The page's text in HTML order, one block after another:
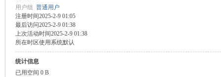
用户组 普通用户
注册时间2025-2-9 01:05
最后访问2025-2-9 01:38
上次活动时间2025-2-9 01:38
所在时区使用系统默认
统计信息
已用空间 0 B